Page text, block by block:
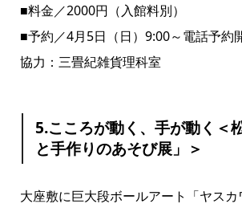
■料金／2000円（入館料別）
■予約／4月5日（日）9:00～電話予約
協力：三畳紀雑貨理科室
5.こころが動く、手が動く＜
と手作りのあそび展」＞
大座敷に巨大段ボールアート「ヤス